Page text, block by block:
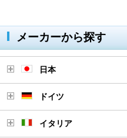
メーカーから探す
日本
ドイツ
イタリア